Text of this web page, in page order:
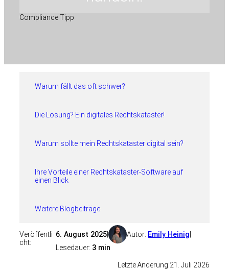
Compliance Tipp
Warum fällt das oft schwer?
Die Lösung? Ein digitales Rechtskataster!
Warum sollte mein Rechtskataster digital sein?
Ihre Vorteile einer Rechtskataster-Software auf
einen Blick
Weitere Blogbeiträge
Veröffentli
cht:
6. August 2025| Autor: Emily Heinig
Lesedauer: 3 min
Letzte Änderung:21. Juli 2026